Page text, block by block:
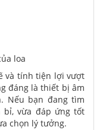
loa
và tính tiện lợi vượt
đáng là thiết bị âm
Nếu bạn đang tìm
bỉ, vừa đáp ứng tốt
chọn lý tưởng.